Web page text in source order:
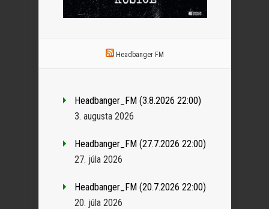
Headbanger FM
Headbanger_FM (3.8.2026 22:00)
3. augusta 2026
Headbanger_FM (27.7.2026 22:00)
27. júla 2026
Headbanger_FM (20.7.2026 22:00)
20. júla 2026